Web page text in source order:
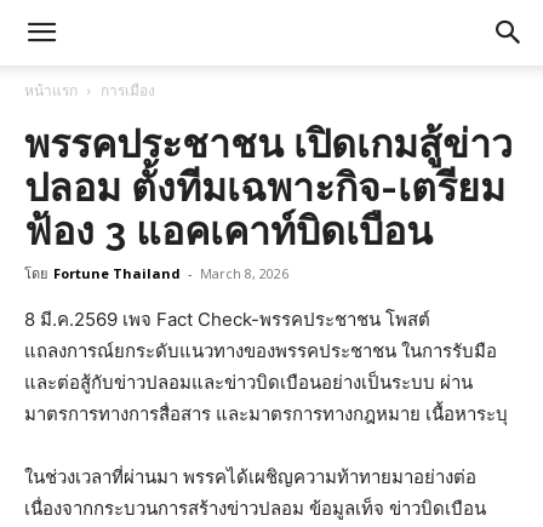
หน้าแรก การเมือง
พรรคประชาชน เปิดเกมสู้ข่าว
ปลอม ตั้งทีมเฉพาะกิจ-เตรียม
ฟ้อง 3 แอคเคาท์บิดเบือน
โดย Fortune Thailand - March 8, 2026
8 มี.ค.2569 เพจ Fact Check-พรรคประชาชน โพสต์
แถลงการณ์ยกระดับแนวทางของพรรคประชาชน ในการรับมือ
และต่อสู้กับข่าวปลอมและข่าวบิดเบือนอย่างเป็นระบบ ผ่าน
มาตรการทางการสื่อสาร และมาตรการทางกฎหมาย เนื้อหาระบุ
ในช่วงเวลาที่ผ่านมา พรรคได้เผชิญความท้าทายมาอย่างต่อ
เนื่องจากกระบวนการสร้างข่าวปลอม ข้อมูลเท็จ ข่าวบิดเบือน